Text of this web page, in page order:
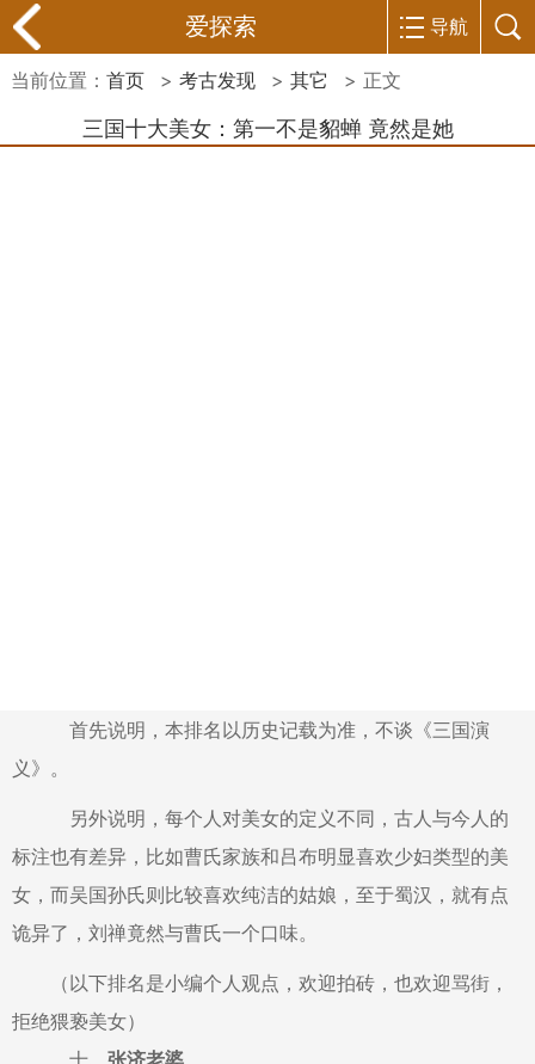
爱探索 导航
当前位置： 首页 > 考古发现 > 其它 > 正文
三国十大美女：第一不是貂蝉 竟然是她
首先说明，本排名以历史记载为准，不谈《三国演
义》。
另外说明，每个人对美女的定义不同，古人与今人的
标注也有差异，比如曹氏家族和吕布明显喜欢少妇类型的美
女，而吴国孙氏则比较喜欢纯洁的姑娘，至于蜀汉，就有点
诡异了，刘禅竟然与曹氏一个口味。
（以下排名是小编个人观点，欢迎拍砖，也欢迎骂街，
拒绝猥亵美女）
十、 张济老婆